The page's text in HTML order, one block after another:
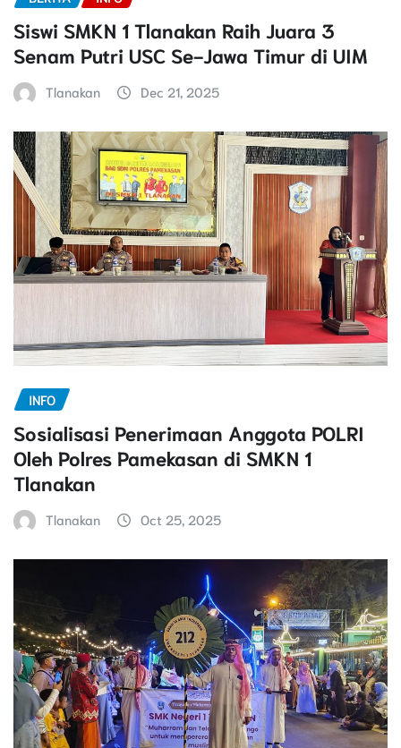
Siswi SMKN 1 Tlanakan Raih Juara 3
Senam Putri USC Se-Jawa Timur di UIM
Tlanakan Dec 21, 2025
INFO
Sosialisasi Penerimaan Anggota POLRI
Oleh Polres Pamekasan di SMKN 1
Tlanakan
Tlanakan Oct 25, 2025